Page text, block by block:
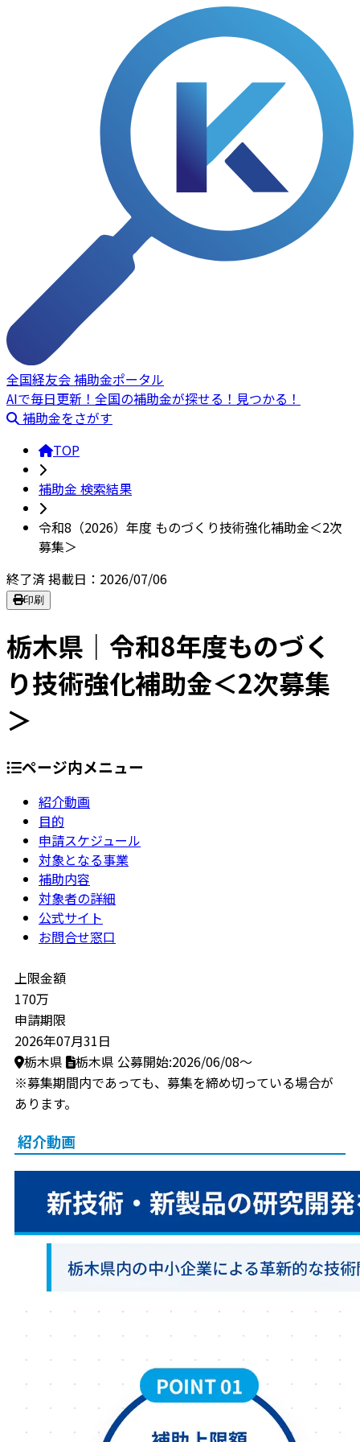
全国経友会 補助金ポータル
AIで毎日更新！全国の補助金が探せる！見つかる！
補助金をさがす
TOP
補助金 検索結果
令和8（2026）年度 ものづくり技術強化補助金＜2次
募集＞
終了済掲載日：2026/07/06
印刷
栃木県｜令和8年度ものづく
り技術強化補助金＜2次募集
＞
ページ内メニュー
紹介動画
目的
申請スケジュール
対象となる事業
補助内容
対象者の詳細
公式サイト
お問合せ窓口
上限金額
170万
申請期限
2026年07月31日
栃木県
栃木県 公募開始:2026/06/08～
※募集期間内であっても、募集を締め切っている場合が
あります。
紹介動画